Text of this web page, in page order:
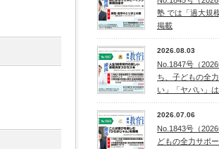
塾 では「過大規
掲載
2026.08.03
No.1847号（
ち、子どもの全
い」「ヤバい」
2026.07.06
No.1843号（
どもの全力サポ